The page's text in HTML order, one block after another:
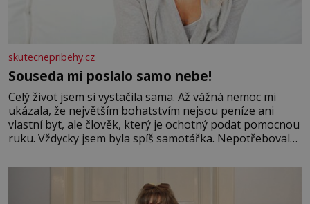
skutecnepribehy.cz
Souseda mi poslalo samo nebe!
Celý život jsem si vystačila sama. Až vážná nemoc mi
ukázala, že největším bohatstvím nejsou peníze ani
vlastní byt, ale člověk, který je ochotný podat pomocnou
ruku. Vždycky jsem byla spíš samotářka. Nepotřebovala
mi knihy, práce a hlavně klid. Hned po studiích jsem